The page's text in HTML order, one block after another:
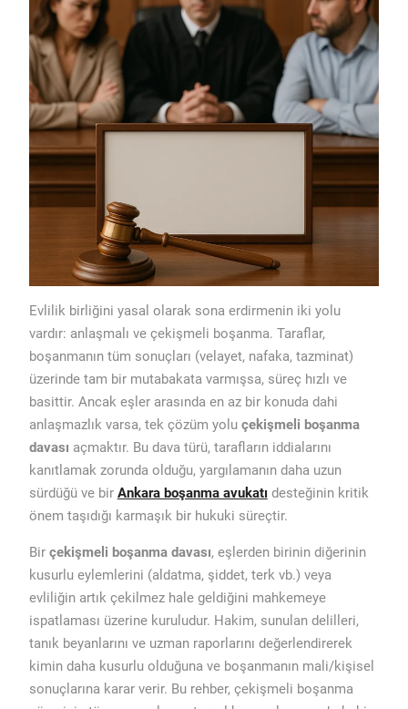
Evlilik birliğini yasal olarak sona erdirmenin iki yolu
vardır: anlaşmalı ve çekişmeli boşanma. Taraflar,
boşanmanın tüm sonuçları (velayet, nafaka, tazminat)
üzerinde tam bir mutabakata varmışsa, süreç hızlı ve
basittir. Ancak eşler arasında en az bir konuda dahi
anlaşmazlık varsa, tek çözüm yolu çekişmeli boşanma
davası açmaktır. Bu dava türü, tarafların iddialarını
kanıtlamak zorunda olduğu, yargılamanın daha uzun
sürdüğü ve bir Ankara boşanma avukatı desteğinin kritik
önem taşıdığı karmaşık bir hukuki süreçtir.
Bir çekişmeli boşanma davası, eşlerden birinin diğerinin
kusurlu eylemlerini (aldatma, şiddet, terk vb.) veya
evliliğin artık çekilmez hale geldiğini mahkemeye
ispatlaması üzerine kuruludur. Hakim, sunulan delilleri,
tanık beyanlarını ve uzman raporlarını değerlendirerek
kimin daha kusurlu olduğuna ve boşanmanın mali/kişisel
sonuçlarına karar verir. Bu rehber, çekişmeli boşanma